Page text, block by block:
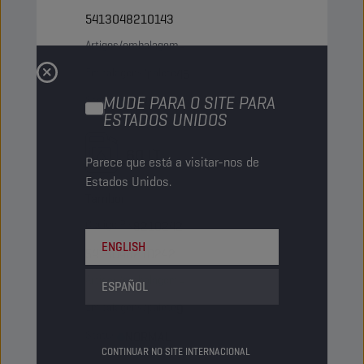
MUDE PARA O SITE PARA
ESTADOS UNIDOS
Parece que está a visitar-nos de
Estados Unidos.
ENGLISH
ESPAÑOL
CONTINUAR NO SITE INTERNACIONAL
5413048210143
Artigos/embalagem-
Status NORMAL
60 LT
8210242
5413048210242
Artigos/embalagem